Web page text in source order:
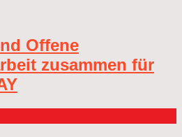
Offene
zusammen für